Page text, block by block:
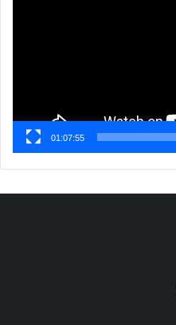
01:07:55